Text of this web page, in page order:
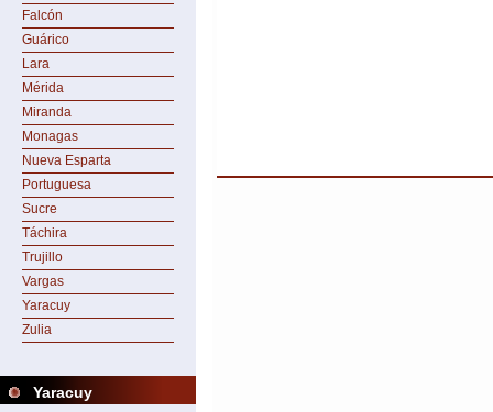
Falcón
Guárico
Lara
Mérida
Miranda
Monagas
Nueva Esparta
Portuguesa
Sucre
Táchira
Trujillo
Vargas
Yaracuy
Zulia
Yaracuy